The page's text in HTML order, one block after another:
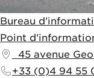
Bureau
Point
45 avenue
+33 (0)4 94 55